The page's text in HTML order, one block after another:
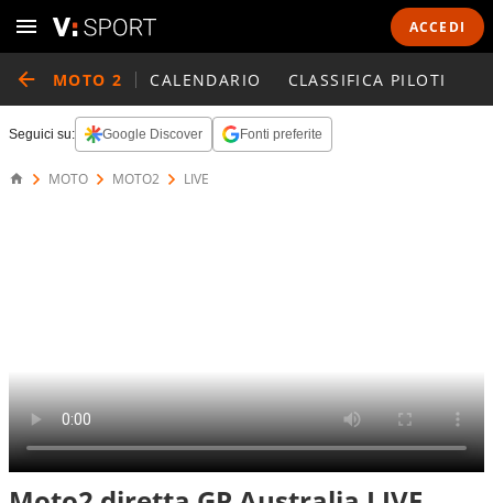
ACCEDI
MOTO 2 CALENDARIO CLASSIFICA PILOTI
Seguici su: Google Discover Fonti preferite
MOTO MOTO2 LIVE